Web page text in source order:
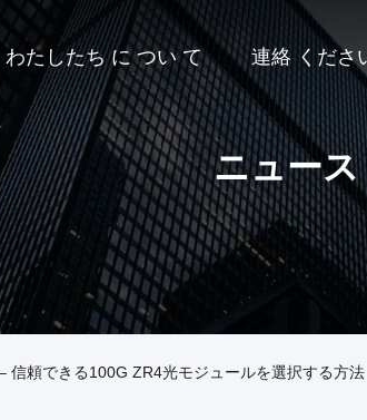
わたしたち に つい て 連絡 くださ
ニュース
信頼できる100G ZR4光モジュールを選択する方法